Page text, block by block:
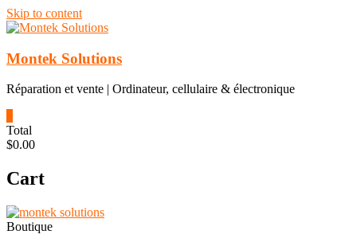
Skip to content
Montek Solutions
Réparation et vente | Ordinateur, cellulaire & électronique
Total
$0.00
Cart
Boutique